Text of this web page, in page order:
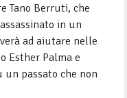
Tano Berruti, che
in un
ad aiutare nelle
Esther Palma e
un passato che non